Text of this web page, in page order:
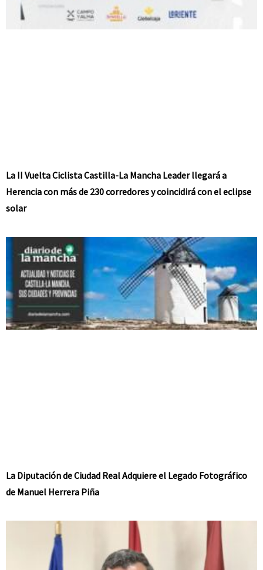
La II Vuelta Ciclista Castilla-La Mancha Leader llegará a
Herencia con más de 230 corredores y coincidirá con el eclipse
solar
La Diputación de Ciudad Real Adquiere el Legado Fotográfico
de Manuel Herrera Piña